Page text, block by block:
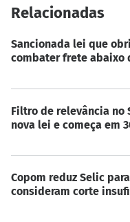
Relacionadas
Sancionada lei que
combater frete abaixo
Filtro de relevância no
nova lei e começa em
Copom reduz Selic
consideram corte